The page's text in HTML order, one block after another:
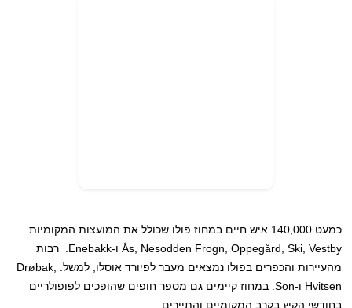
כמעט 140,000 איש חיים במחוז פולו שכולל את המועצות המקומיות
Ås, Nesodden Frogn, Oppegård, Ski, Vestby ו-Enebakk. רבות
מהעיירות והכפרים בפולו נמצאים מעבר לפיורד אוסלו, למשל: Drøbak,
Hvitsen ו-Son. במחוז קיימים גם מספר חופים שהופכים לפופולריים
בחודשי הקיץ בקרב המקומיים והתיירים.